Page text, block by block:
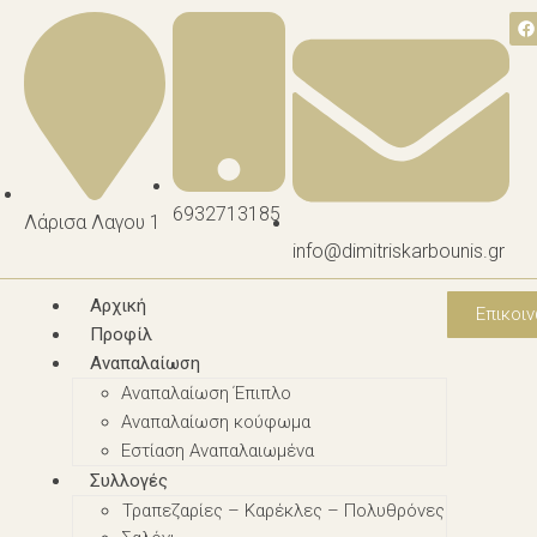
Λάρισα Λαγου 1
6932713185
info@dimitriskarbounis.gr
Αρχική
Προφίλ
Αναπαλαίωση
Αναπαλαίωση Έπιπλο
Αναπαλαίωση κούφωμα
Εστίαση Αναπαλαιωμένα
Συλλογές
Τραπεζαρίες – Καρέκλες – Πολυθρόνες